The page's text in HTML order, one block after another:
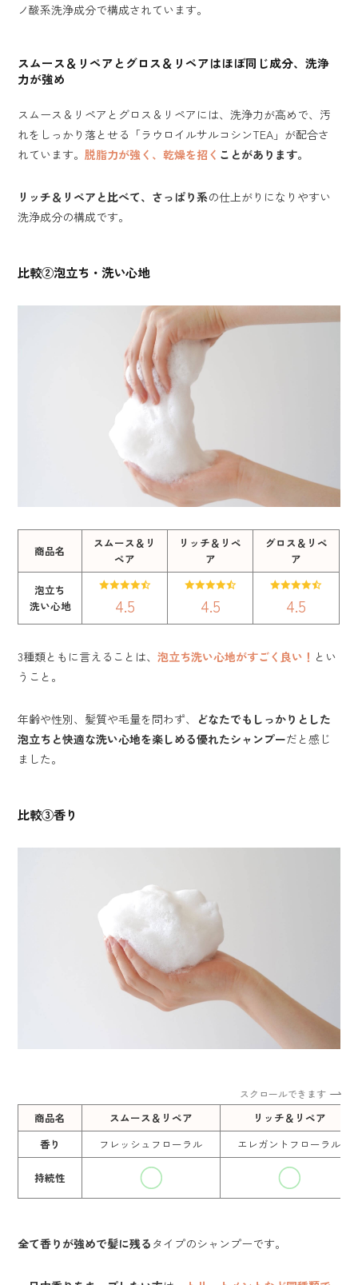
ノ酸系洗浄成分で構成されています。
スムース＆リペアとグロス＆リペアはほぼ同じ成分、洗浄
力が強め
スムース＆リペアとグロス＆リペアには、洗浄力が高めで、汚
れをしっかり落とせる「ラウロイルサルコシンTEA」が配合さ
れています。脱脂力が強く、乾燥を招く ことがあります。
リッチ＆リペアと比べて、さっぱり系の仕上がりになりやすい
洗浄成分の構成です。
比較②泡立ち・洗い心地
商品名
スムース＆リ
ペア
リッチ＆リペ
ア
グロス＆リペ
ア
泡立ち
洗い心地
4.5 4.5 4.5
3種類ともに言えることは、泡立ち洗い心地がすごく良い！ とい
うこと。
年齢や性別、髪質や毛量を問わず、
どなたでもしっかりとした
泡立ちと快適な洗い心地を楽しめる優れたシャンプーだと感じ
ました。
比較③香り
スクロールできます
商品名 スムース＆リペア
リッチ＆リペア
香り
フレッシュフローラル エレガントフローラル
持続性
全て香りが強めで髪に残る タイプのシャンプーです。